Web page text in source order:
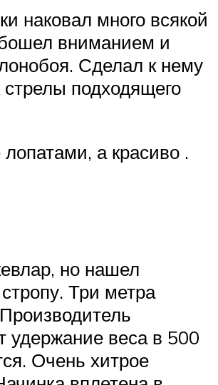
наковал много всякой
вниманием и
Сделал к нему
стрелы подходящего
а красиво .
но нашел
Три метра
удержание веса в 500
Очень хитрое